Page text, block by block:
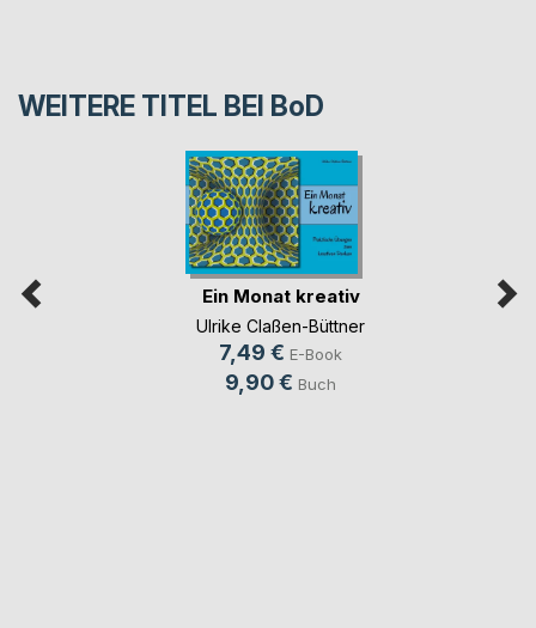
WEITERE TITEL BEI BoD
Ein Monat kreativ
Ulrike Claßen-Büttner
7,49 € E-Book
9,90 € Buch